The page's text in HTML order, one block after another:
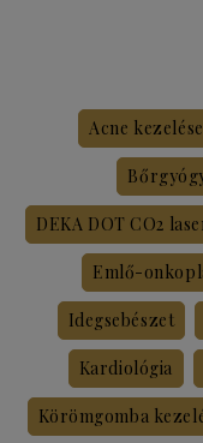
Acne kezelése
DEKA DOT CO2
Emlő-
Idegsebészet
Kardiológia
Körömgomba